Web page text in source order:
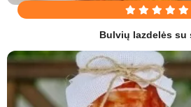
Bulvių lazdelės su